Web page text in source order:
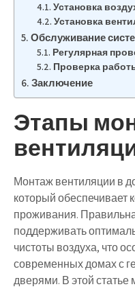
Установка
Установка
Обслуживание
Регулярная
Проверка
Заключение
Этапы
Монтаж вентиляции в
который
проживания.
поддерживать
чистоты воздуха, что
современных домах с
дверями. В этой